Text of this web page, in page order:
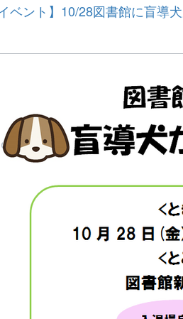
ベント】10/28図書館に盲導